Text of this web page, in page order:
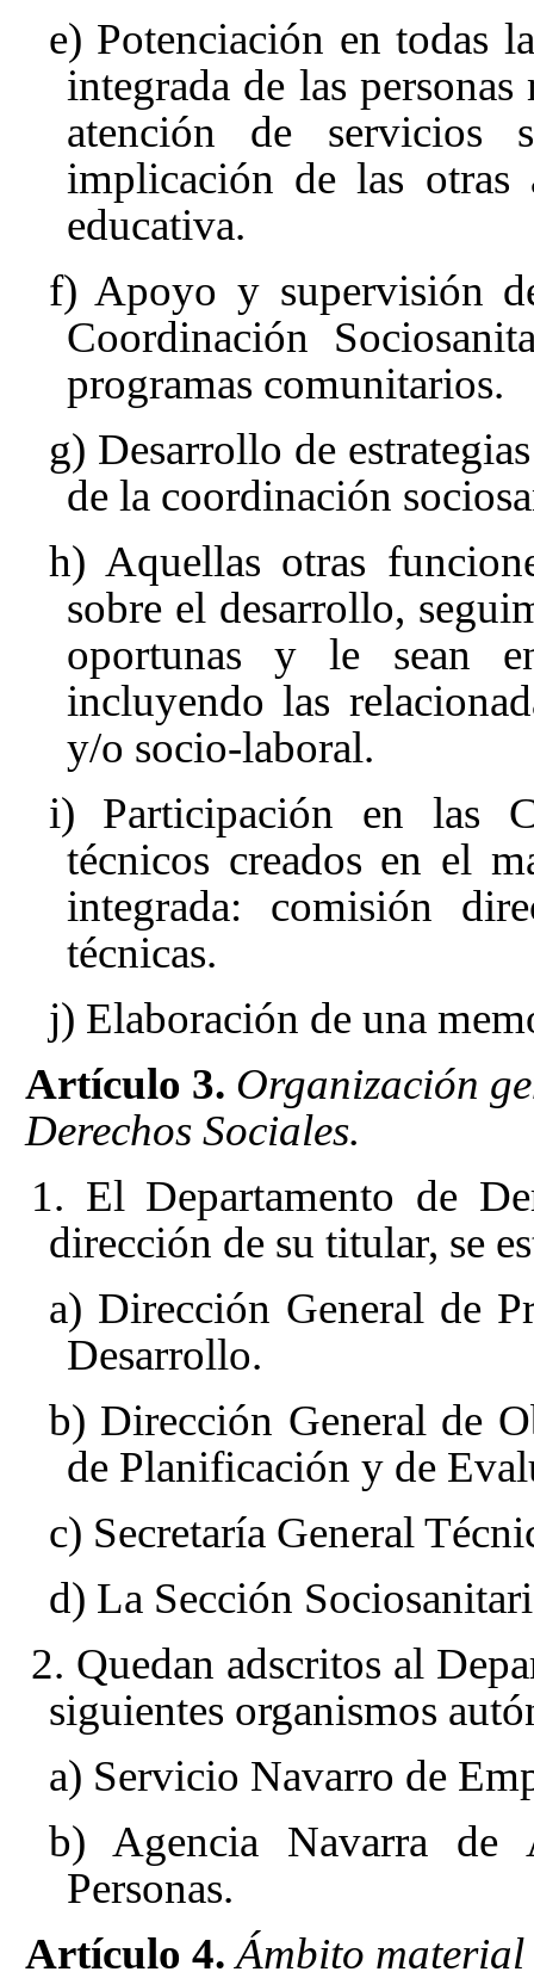
e) Potenciación en todas
integrada de las
atención de
implicación de las otras
educativa.
f) Apoyo y supervisión
Coordinación
programas comunitarios.
g) Desarrollo de
de la coordinación
h) Aquellas otras
sobre el desarrollo,
oportunas y le sean
incluyendo las
y/o socio-laboral.
i) Participación en las
técnicos creados en el
integrada: comisión
técnicas.
j) Elaboración de una
Artículo 3. Organización
Derechos Sociales.
1. El Departamento de
dirección de su titular, se
a) Dirección General de
Desarrollo.
b) Dirección General de
de Planificación y de
c) Secretaría General
d) La Sección
2. Quedan adscritos al
siguientes organismos
a) Servicio Navarro de
b) Agencia Navarra de
Personas.
Artículo 4. Ámbito material